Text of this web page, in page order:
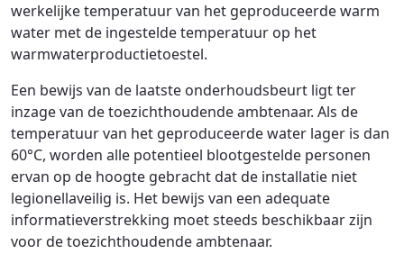
werkelijke temperatuur van het geproduceerde warm
water met de ingestelde temperatuur op het
warmwaterproductietoestel.
Een bewijs van de laatste onderhoudsbeurt ligt ter
inzage van de toezichthoudende ambtenaar. Als de
temperatuur van het geproduceerde water lager is dan
60°C, worden alle potentieel blootgestelde personen
ervan op de hoogte gebracht dat de installatie niet
legionellaveilig is. Het bewijs van een adequate
informatieverstrekking moet steeds beschikbaar zijn
voor de toezichthoudende ambtenaar.